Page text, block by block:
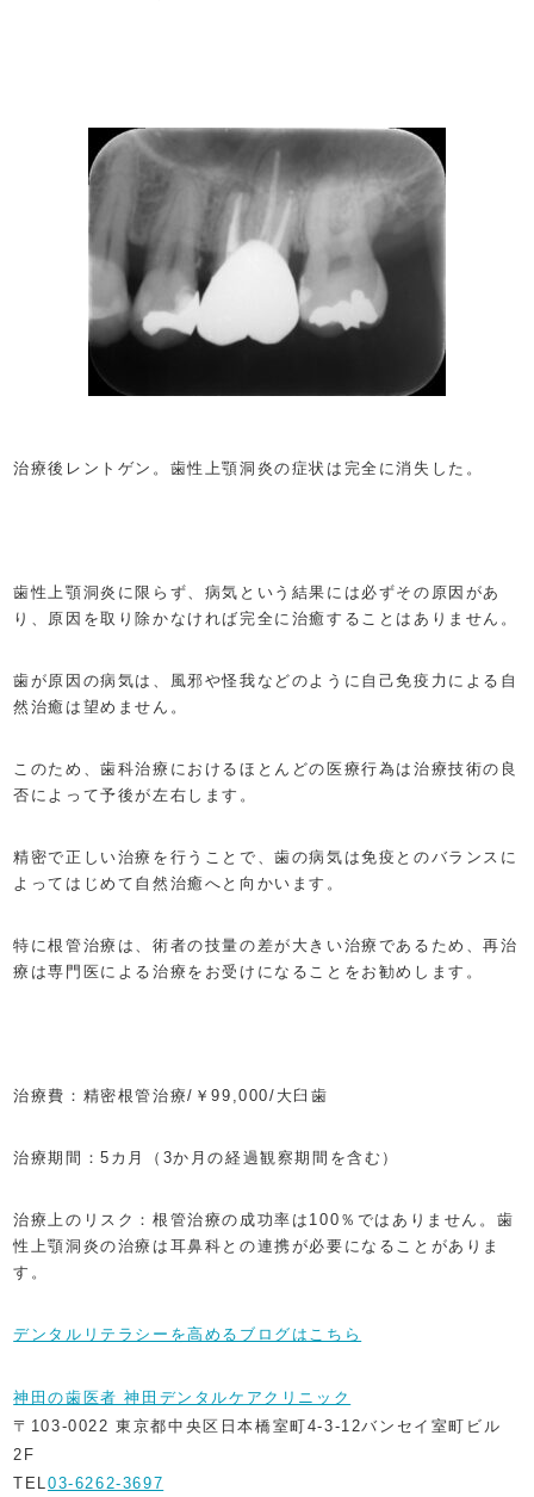
治療後レントゲン。歯性上顎洞炎の症状は完全に消失した。
歯性上顎洞炎に限らず、病気という結果には必ずその原因があ
り、原因を取り除かなければ完全に治癒することはありません。
歯が原因の病気は、風邪や怪我などのように自己免疫力による自
然治癒は望めません。
このため、歯科治療におけるほとんどの医療行為は治療技術の良
否によって予後が左右します。
精密で正しい治療を行うことで、歯の病気は免疫とのバランスに
よってはじめて自然治癒へと向かいます。
特に根管治療は、術者の技量の差が大きい治療であるため、再治
療は専門医による治療をお受けになることをお勧めします。
治療費：精密根管治療/￥99,000/大臼歯
治療期間：5カ月（3か月の経過観察期間を含む）
治療上のリスク：根管治療の成功率は100％ではありません。歯
性上顎洞炎の治療は耳鼻科との連携が必要になることがありま
す。
デンタルリテラシーを高めるブログはこちら
神田の歯医者 神田デンタルケアクリニック
〒103-0022 東京都中央区日本橋室町4-3-12バンセイ室町ビル
2F
TEL03-6262-3697